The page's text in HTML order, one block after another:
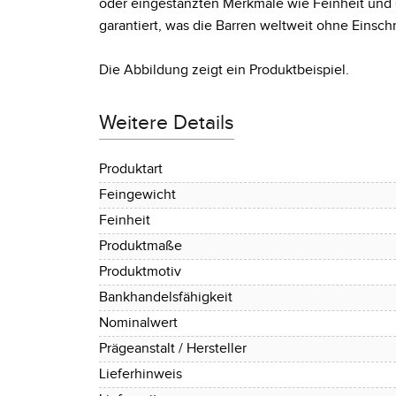
oder eingestanzten Merkmale wie Feinheit
garantiert, was die Barren weltweit ohne
Die Abbildung zeigt ein Produktbeispiel.
Weitere Details
Produktart
Feingewicht
Feinheit
Produktmaße
Produktmotiv
Bankhandelsfähigkeit
Nominalwert
Prägeanstalt / Hersteller
Lieferhinweis